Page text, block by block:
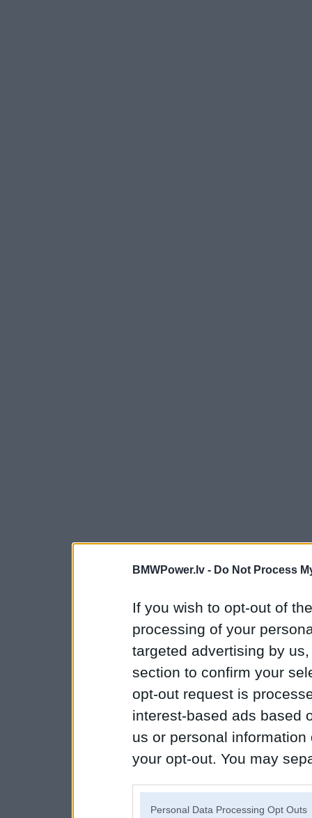
BMWPower.lv - Do Not Process
If you wish to opt-out of
processing of your
targeted advertising by
section to confirm your
opt-out request is
interest-based ads based
us or personal
your opt-out. You may
Personal Data Processing Opt Outs